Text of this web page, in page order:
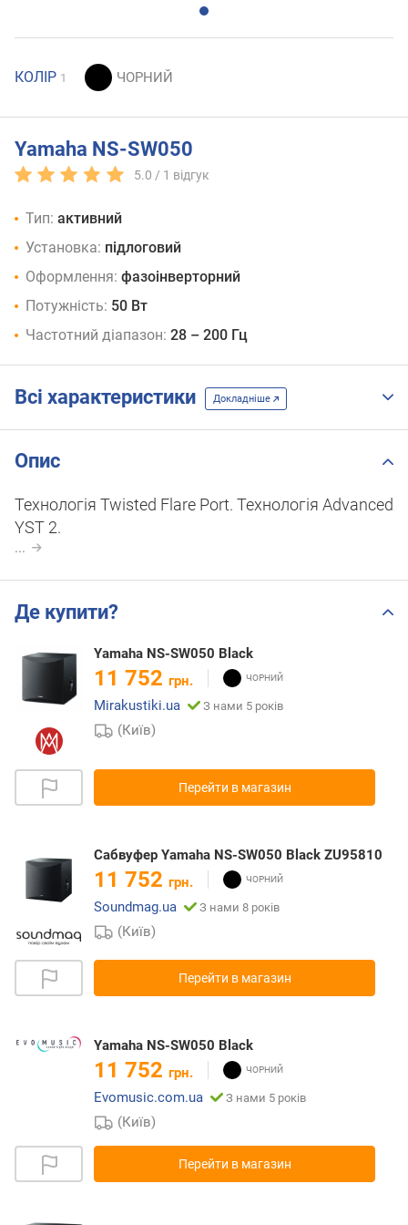
КОЛІР 1
Yamaha NS-SW050
5.0 / 1 відгук
Тип: активний
Установка: підлоговий
Оформлення: фазоінверторний
Потужність: 50 Вт
Частотний діапазон: 28 – 200 Гц
Всі характеристики Докладніше
Опис
Технологія Twisted Flare Port. Технологія Advanced
YST 2.
...
Де купити?
Yamaha NS-SW050 Black
11 752 грн.
Mirakustiki.ua
З нами 5 років
(Київ)
Перейти в магазин
Сабвуфер Yamaha NS-SW050 Black ZU95810
11 752 грн.
Soundmag.ua
З нами 8 років
(Київ)
Перейти в магазин
Yamaha NS-SW050 Black
11 752 грн.
Evomusic.com.ua
З нами 5 років
(Київ)
Перейти в магазин